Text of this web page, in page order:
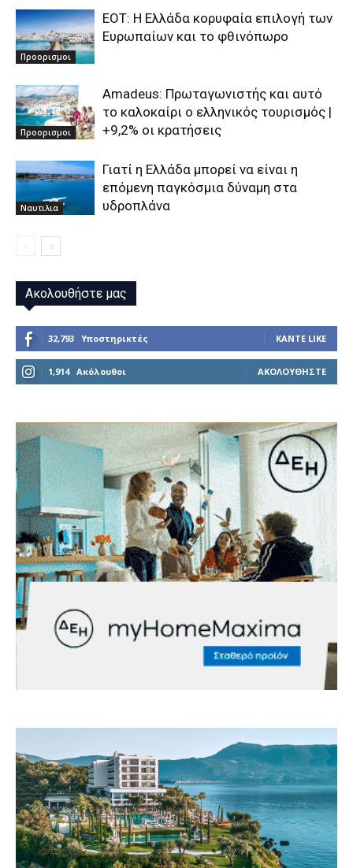
Προορισμοι
ΕΟΤ: Η Ελλάδα κορυφαία επιλογή των
Ευρωπαίων και το φθινόπωρο
Προορισμοι
Amadeus: Πρωταγωνιστής και αυτό
το καλοκαίρι ο ελληνικός τουρισμός |
+9,2% οι κρατήσεις
Ναυτιλια
Γιατί η Ελλάδα μπορεί να είναι η
επόμενη παγκόσμια δύναμη στα
υδροπλάνα
Ακολουθήστε μας
32,793 Υποστηρικτές ΚΆΝΤΕ LIKE
1,914 Ακόλουθοι ΑΚΟΛΟΥΘΉΣΤΕ